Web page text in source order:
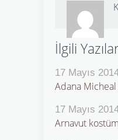
İlgili
17 Mayıs
Adana
17 Mayıs
Arnavut